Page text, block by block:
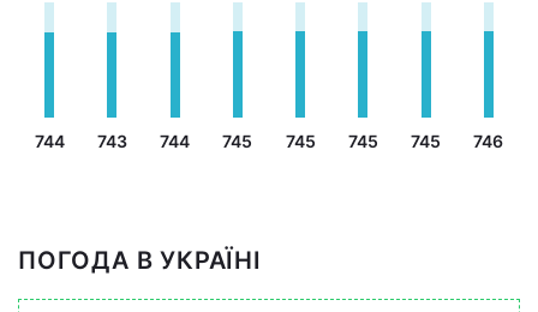
744 743 744 745 745 745 745 746
ПОГОДА В УКРАЇНІ